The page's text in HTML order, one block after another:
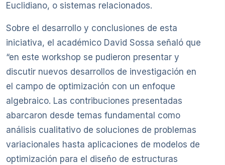
Euclidiano, o sistemas relacionados.
Sobre el desarrollo y conclusiones de esta
iniciativa, el académico David Sossa señaló que
“en este workshop se pudieron presentar y
discutir nuevos desarrollos de investigación en
el campo de optimización con un enfoque
algebraico. Las contribuciones presentadas
abarcaron desde temas fundamental como
análisis cualitativo de soluciones de problemas
variacionales hasta aplicaciones de modelos de
optimización para el diseño de estructuras